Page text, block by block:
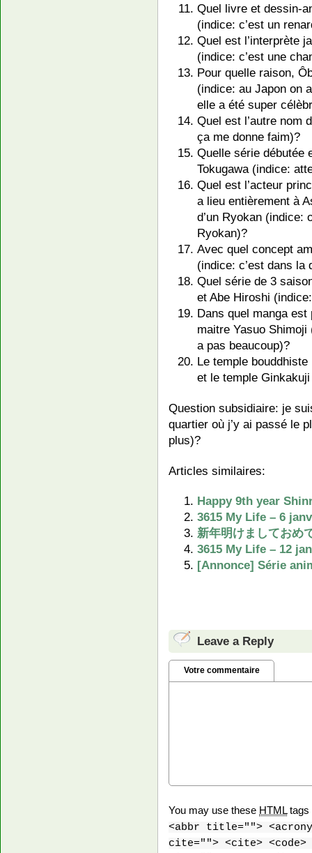
Quel livre et dessin-
(indice: c’est un
Quel est l’interprète
(indice: c’est une
Pour quelle raison,
(indice: au Japon on
elle a été super
Quel est l’autre nom
ça me donne faim)?
Quelle série débutée
Tokugawa (indice:
Quel est l’acteur
a lieu entièrement à
d’un Ryokan (indice:
Ryokan)?
Avec quel concept
(indice: c’est dans la
Quel série de 3
et Abe Hiroshi
Dans quel manga
maitre Yasuo
a pas beaucoup)?
Le temple
et le temple
Question subsidiaire: je
quartier où j’y ai passé le
plus)?
Articles similaires:
Happy 9th year
3615 My Life – 6
新年明けましておめ
3615 My Life – 12
[Annonce] Série
Leave a Reply
Votre commentaire
You may use these HTMLtags
<abbr title="">
cite=""> <cite> <code>